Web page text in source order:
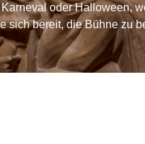
oder Halloween,
sich bereit, die Bühne zu